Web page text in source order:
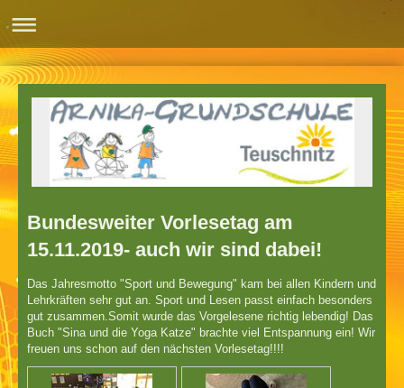
Bundesweiter Vorlesetag am
15.11.2019- auch wir sind dabei!
Das Jahresmotto "Sport und Bewegung" kam bei allen Kindern und
Lehrkräften sehr gut an. Sport und Lesen passt einfach besonders
gut zusammen.Somit wurde das Vorgelesene richtig lebendig! Das
Buch "Sina und die Yoga Katze" brachte viel Entspannung ein! Wir
freuen uns schon auf den nächsten Vorlesetag!!!!